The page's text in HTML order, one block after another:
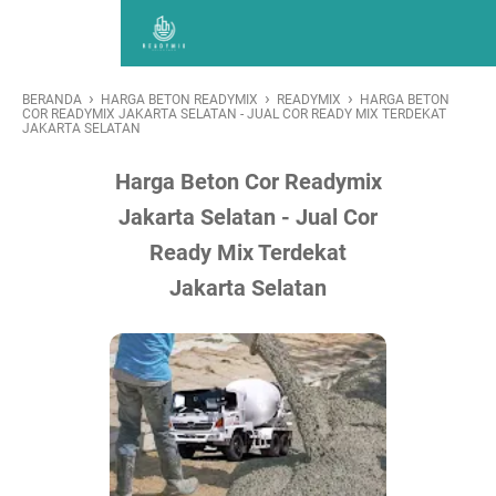
BERANDA › HARGA BETON READYMIX › READYMIX ›
HARGA BETON
COR READYMIX JAKARTA SELATAN - JUAL COR READY MIX TERDEKAT
JAKARTA SELATAN
Harga Beton Cor Readymix
Jakarta Selatan - Jual Cor
Ready Mix Terdekat
Jakarta Selatan